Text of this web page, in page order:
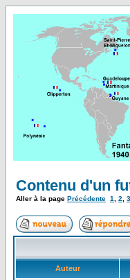
Contenu d'un
Aller à la page Précédente 1 2 3
Auteur